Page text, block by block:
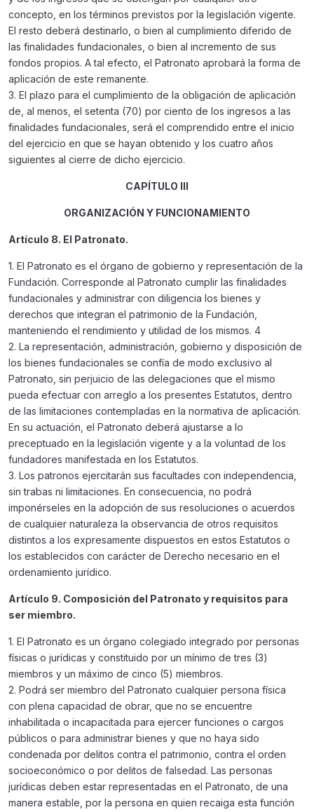
concepto, en los términos previstos por la legislación vigente.
El resto deberá destinarlo, o bien al cumplimiento diferido de
las finalidades fundacionales, o bien al incremento de sus
fondos propios. A tal efecto, el Patronato aprobará la forma de
aplicación de este remanente.
3. El plazo para el cumplimiento de la obligación de aplicación
de, al menos, el setenta (70) por ciento de los ingresos a las
finalidades fundacionales, será el comprendido entre el inicio
del ejercicio en que se hayan obtenido y los cuatro años
siguientes al cierre de dicho ejercicio.
CAPÍTULO III
ORGANIZACIÓN Y FUNCIONAMIENTO
Artículo 8. El Patronato.
1. El Patronato es el órgano de gobierno y representación de la
Fundación. Corresponde al Patronato cumplir las finalidades
fundacionales y administrar con diligencia los bienes y
derechos que integran el patrimonio de la Fundación,
manteniendo el rendimiento y utilidad de los mismos. 4
2. La representación, administración, gobierno y disposición de
los bienes fundacionales se confía de modo exclusivo al
Patronato, sin perjuicio de las delegaciones que el mismo
pueda efectuar con arreglo a los presentes Estatutos, dentro
de las limitaciones contempladas en la normativa de aplicación.
En su actuación, el Patronato deberá ajustarse a lo
preceptuado en la legislación vigente y a la voluntad de los
fundadores manifestada en los Estatutos.
3. Los patronos ejercitarán sus facultades con independencia,
sin trabas ni limitaciones. En consecuencia, no podrá
imponérseles en la adopción de sus resoluciones o acuerdos
de cualquier naturaleza la observancia de otros requisitos
distintos a los expresamente dispuestos en estos Estatutos o
los establecidos con carácter de Derecho necesario en el
ordenamiento jurídico.
Artículo 9. Composición del Patronato y requisitos para
ser miembro.
1. El Patronato es un órgano colegiado integrado por personas
físicas o jurídicas y constituido por un mínimo de tres (3)
miembros y un máximo de cinco (5) miembros.
2. Podrá ser miembro del Patronato cualquier persona física
con plena capacidad de obrar, que no se encuentre
inhabilitada o incapacitada para ejercer funciones o cargos
públicos o para administrar bienes y que no haya sido
condenada por delitos contra el patrimonio, contra el orden
socioeconómico o por delitos de falsedad. Las personas
jurídicas deben estar representadas en el Patronato, de una
manera estable, por la persona en quien recaiga esta función